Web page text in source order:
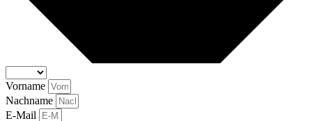
Vorname
Nachname
E-Mail